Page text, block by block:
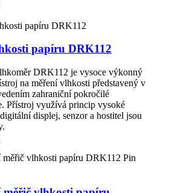
papíru DRK112
DRK112 je vysoce výkonný
na měření vlhkosti představený v
zahraniční pokročilé
Přístroj využívá princip vysoké
displej, senzor a hostitel jsou